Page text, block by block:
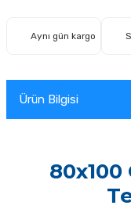
Aynı gün kargo
Ürün Bilgisi